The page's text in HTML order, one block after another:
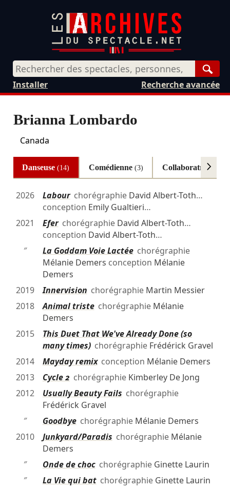
Recherche avancée
Installer
Brianna Lombardo
Canada
Danseuse(14) Comédienne (3) Collaboratrice
2026 Labourchorégraphie David Albert-Toth…
conception Emily Gualtieri…
2021
Eferchorégraphie David Albert-Toth…
conception David Albert-Toth…
″
La Goddam Voie Lactéechorégraphie
Mélanie Demers conception Mélanie
Demers
2019
Innervision chorégraphie Martin Messier
2018
Animal tristechorégraphie Mélanie
Demers
2015
This Duet That We've Already Done (so
many times)chorégraphie Frédérick Gravel
2014
Mayday remixconception Mélanie Demers
2013
Cycle 2 chorégraphie Kimberley De Jong
2012
Usually Beauty Fails chorégraphie
Frédérick Gravel
″
Goodbyechorégraphie Mélanie Demers
2010
Junkyard/Paradis chorégraphie Mélanie
Demers
″
Onde de chocchorégraphie Ginette Laurin
″
La Vie qui batchorégraphie Ginette Laurin